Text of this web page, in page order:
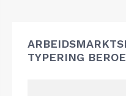
TYPERING